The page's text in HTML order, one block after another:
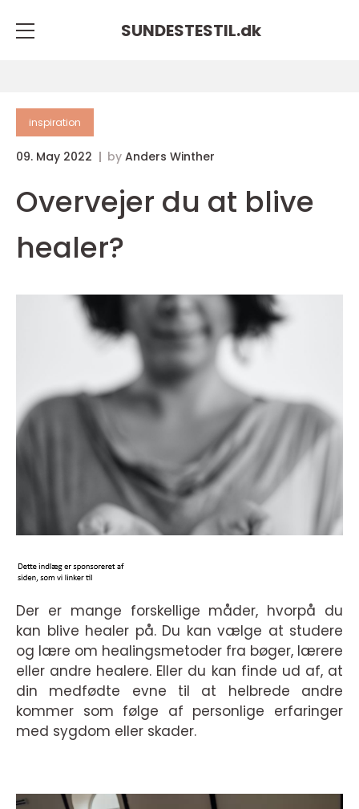
SUNDESTESTIL.dk
inspiration
09. May 2022 by Anders Winther
Overvejer du at blive
healer?
Der er mange forskellige måder, hvorpå du
kan blive healer på. Du kan vælge at studere
og lære om healingsmetoder fra bøger, lærere
eller andre healere. Eller du kan finde ud af, at
din medfødte evne til at helbrede andre
kommer som følge af personlige erfaringer
med sygdom eller skader.